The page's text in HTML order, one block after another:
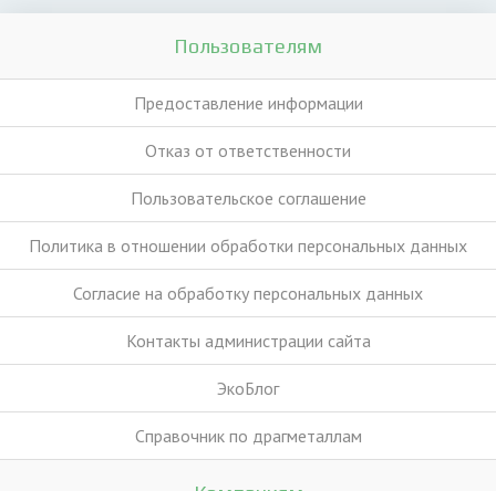
Пользователям
Предоставление информации
Отказ от ответственности
Пользовательское соглашение
Политика в отношении обработки персональных данных
Согласие на обработку персональных данных
Контакты администрации сайта
ЭкоБлог
Справочник по драгметаллам